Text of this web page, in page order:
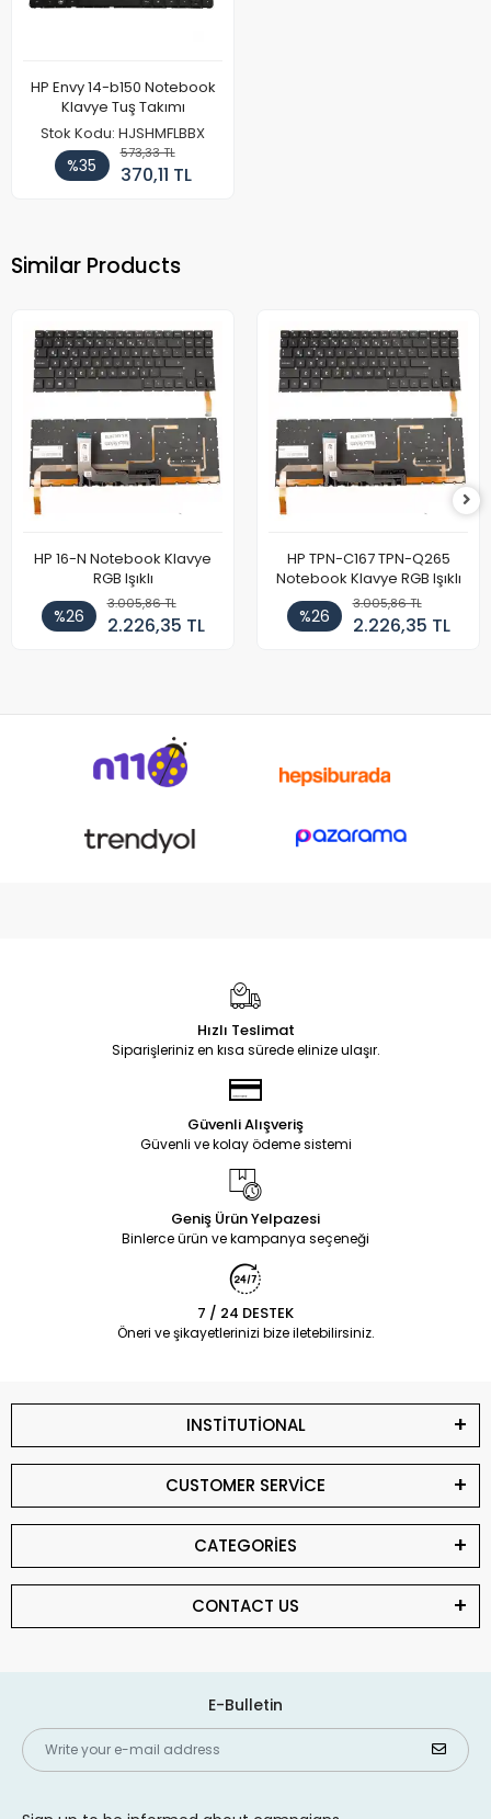
HP Envy 14-b150 Notebook
Klavye Tuş Takımı
Stok Kodu: HJSHMFLBBX
%35
573,33 TL
370,11 TL
Similar Products
HP 16-N Notebook Klavye
RGB Işıklı
%26
3.005,86 TL
2.226,35 TL
HP TPN-C167 TPN-Q265
Notebook Klavye RGB Işıklı
%26
3.005,86 TL
2.226,35 TL
Hızlı Teslimat
Siparişleriniz en kısa sürede elinize ulaşır.
Güvenli Alışveriş
Güvenli ve kolay ödeme sistemi
Geniş Ürün Yelpazesi
Binlerce ürün ve kampanya seçeneği
7 / 24 DESTEK
Öneri ve şikayetlerinizi bize iletebilirsiniz.
INSTİTUTİONAL
CUSTOMER SERVİCE
CATEGORİES
CONTACT US
E-Bulletin